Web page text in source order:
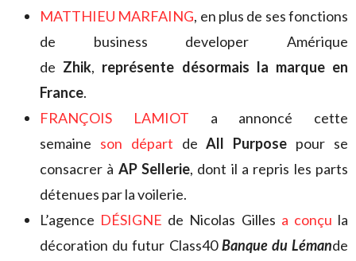
MATTHIEU MARFAING, en plus de ses fonctions
de business developer Amérique
de Zhik, représente désormais la marque en
France.
FRANÇOIS LAMIOT a annoncé cette
semaine son départ deAll Purpose pour se
consacrer à AP Sellerie, dont il a repris les parts
détenues par la voilerie.
L’agence DÉSIGNE de Nicolas Gilles a conçu la
décoration du futur Class40Banque du Lémande